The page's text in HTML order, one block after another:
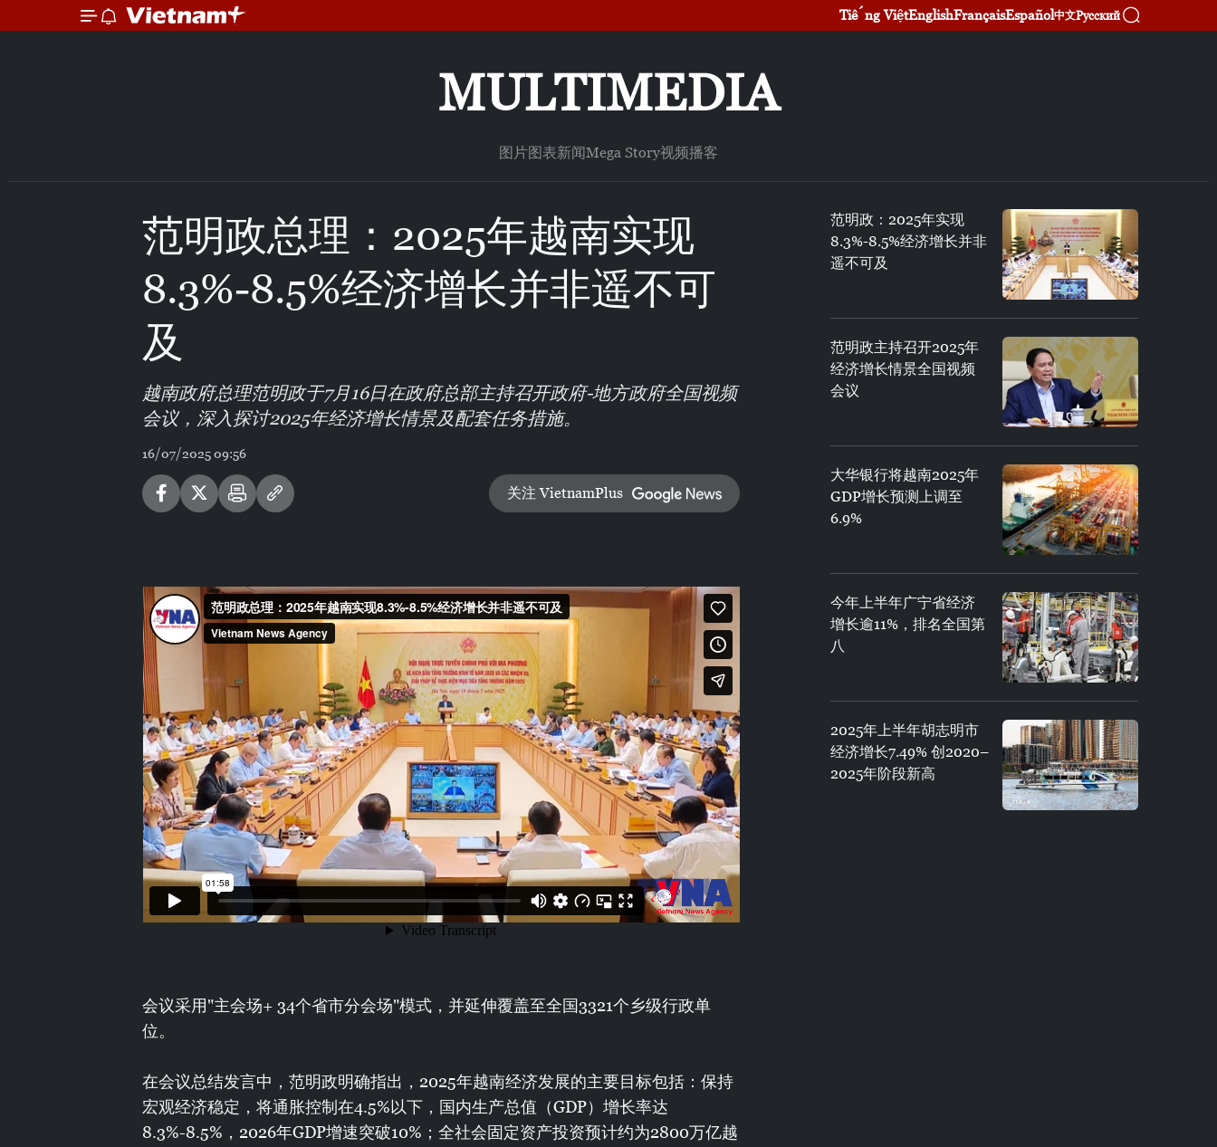
Tiếng ViệtEnglishFrançaisEspañol中文Русский
MULTIMEDIA
图片图表新闻Mega Story视频播客
范明政总理：2025年越南实现
8.3%-8.5%经济增长并非遥不可
及
越南政府总理范明政于7月16日在政府总部主持召开政府-地方政府全国视频
会议，深入探讨2025年经济增长情景及配套任务措施。
16/07/2025 09:56
关注 VietnamPlus
会议采用"主会场+ 34个省市分会场"模式，并延伸覆盖至全国3321个乡级行政单
位。
在会议总结发言中，范明政明确指出，2025年越南经济发展的主要目标包括：保持
宏观经济稳定，将通胀控制在4.5%以下，国内生产总值（GDP）增长率达
8.3%-8.5%，2026年GDP增速突破10%；全社会固定资产投资预计约为2800万亿越
范明政：2025年实现
8.3%-8.5%经济增长并非
遥不可及
范明政主持召开2025年
经济增长情景全国视频
会议
大华银行将越南2025年
GDP增长预测上调至
6.9%
今年上半年广宁省经济
增长逾11%，排名全国第
八
2025年上半年胡志明市
经济增长7.49% 创2020–
2025年阶段新高